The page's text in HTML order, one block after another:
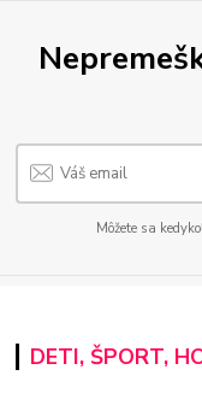
Môžete sa
DETI, ŠPORT,